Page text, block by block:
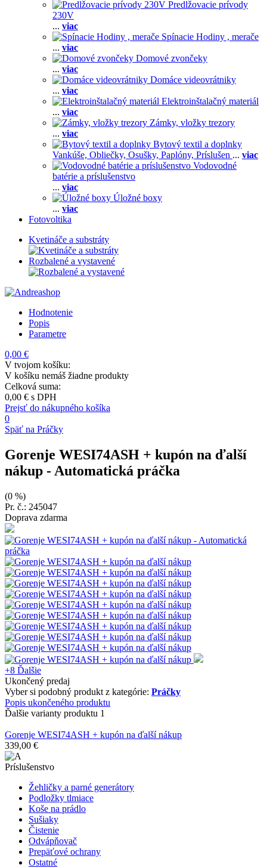
Predlžovacie prívody
230V
... viac
Spínacie Hodiny , merače
... viac
Domové zvončeky
... viac
Domáce videovrátniky
... viac
Elektroinštalačný materiál
... viac
Zámky, vložky trezory
... viac
Bytový textil a doplnky
Vankúše, Obliečky, Osušky, Paplóny, Príslušen ... viac
Vodovodné
batérie a príslušenstvo
... viac
Úložné boxy
... viac
Fotovoltika
Kvetináče a substráty
Rozbalené a vystavené
Hodnotenie
Popis
Parametre
0,00 €
V tvojom košíku:
V košíku nemáš žiadne produkty
Celková suma:
0,00 € s DPH
Prejsť do nákupného košíka
0
Späť na Práčky
Gorenje WESI74ASH + kupón na ďalší
nákup - Automatická práčka
(0 %)
Pr. č.: 245047
Doprava zdarma
+8 Ďalšie
Ukončený predaj
Vyber si podobný produkt z kategórie: Práčky
Popis ukončeného produktu
Ďalšie varianty produktu 1
Gorenje WESI74ASH + kupón na ďalší nákup
339,00 €
Príslušenstvo
Žehličky a parné generátory
Podložky tlmiace
Koše na prádlo
Sušiaky
Čistenie
Odvápňovač
Prepäťové ochrany
Ostatné